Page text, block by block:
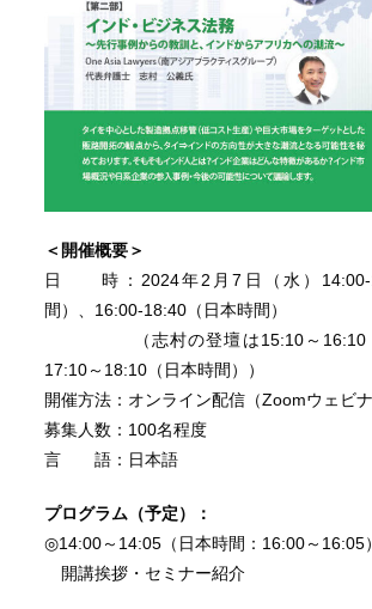
＜開催概要＞
日 時：2024年2月7日（水）14:00-
間）、16:00-18:40（日本時間）
（志村の登壇は15:10～16:10（
17:10～18:10（日本時間））
開催方法：オンライン配信（Zoomウェビナ
募集人数：100名程度
言 語：日本語
プログラム（予定）：
◎14:00～14:05（日本時間：16:00～16:05）
開講挨拶・セミナー紹介